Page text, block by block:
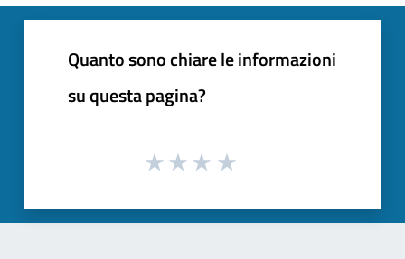
Quanto sono chiare le informazioni
su questa pagina?